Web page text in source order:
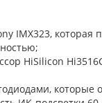
IMX323, которая
HiSilicon
которые